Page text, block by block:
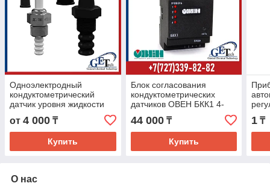
Одноэлектродный
кондуктометрический
датчик уровня жидкости
2.5 МПа, 240 °С, штуцер
М20х1,5 ОВЕН
ДС.ПВТ.М20х1,5
от 4 000 ₸
Купить
Блок согласования
кондуктометрических
датчиков ОВЕН БКК1 4-
канальный сигнализатор
уровня жидкости на DIN-
рейку
44 000₸
Купить
1 ₸
О нас